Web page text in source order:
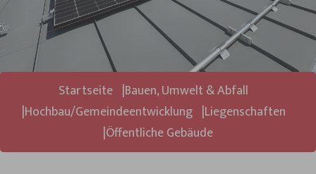
Sie sind hier:
Startseite Bauen, Umwelt & Abfall
Hochbau/Gemeindeentwicklung
Liegenschaften
Öffentliche Gebäude